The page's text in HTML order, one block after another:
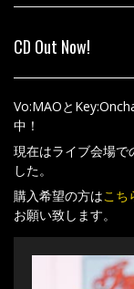
CD Out Now!
Vo:MAOと
中！
現在はライブ会場で
した。
購入希望の方はこち
お願い致します。